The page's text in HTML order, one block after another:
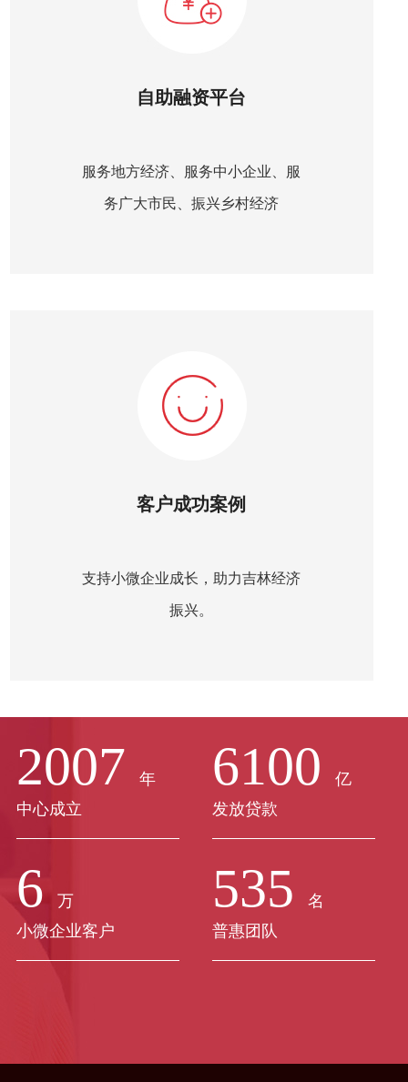
自助融资平台
服务地方经济、服务中小企业、服
务广大市民、振兴乡村经济
客户成功案例
支持小微企业成长，助力吉林经济
振兴。
2007
年
中心成立
6100
亿
发放贷款
6
万
小微企业客户
535
名
普惠团队